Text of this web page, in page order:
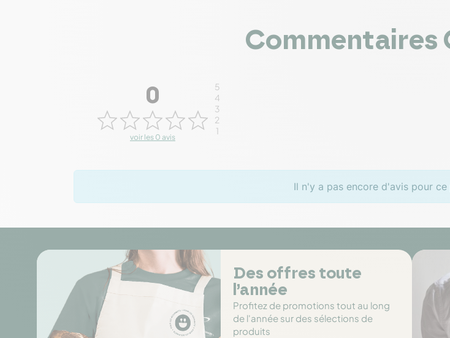
Commentaires
0
voir les 0 avis
5
4
3
2
1
Il n'y a pas encore d'avis pour
Des offres toute
l’année
Profitez de promotions tout au long
de l'année sur des sélections de
produits